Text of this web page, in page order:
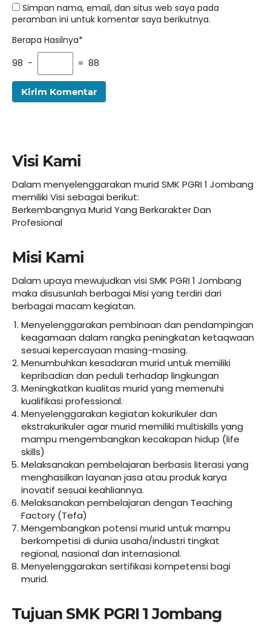
Simpan nama, email, dan situs web saya pada
peramban ini untuk komentar saya berikutnya.
Berapa Hasilnya*
98 −
= 88
Visi Kami
Dalam menyelenggarakan murid SMK PGRI 1 Jombang
memiliki Visi sebagai berikut:
Berkembangnya Murid Yang Berkarakter Dan
Profesional
Misi Kami
Dalam upaya mewujudkan visi SMK PGRI 1 Jombang
maka disusunlah berbagai Misi yang terdiri dari
berbagai macam kegiatan.
Menyelenggarakan pembinaan dan pendampingan
keagamaan dalam rangka peningkatan ketaqwaan
sesuai kepercayaan masing-masing.
Menumbuhkan kesadaran murid untuk memiliki
kepribadian dan peduli terhadap lingkungan
Meningkatkan kualitas murid yang memenuhi
kualifikasi professional.
Menyelenggarakan kegiatan kokurikuler dan
ekstrakurikuler agar murid memiliki multiskills yang
mampu mengembangkan kecakapan hidup (life
skills)
Melaksanakan pembelajaran berbasis literasi yang
menghasilkan layanan jasa atau produk karya
inovatif sesuai keahliannya.
Melaksanakan pembelajaran dengan Teaching
Factory (Tefa)
Mengembangkan potensi murid untuk mampu
berkompetisi di dunia usaha/industri tingkat
regional, nasional dan internasional.
Menyelenggarakan sertifikasi kompetensi bagi
murid.
Tujuan SMK PGRI 1 Jombang